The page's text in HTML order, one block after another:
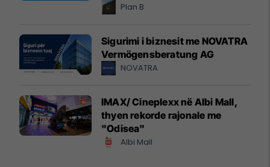
Plan B
Sigurimi i biznesit me NOVATRA
Vermögensberatung AG
NOVATRA
IMAX/ Cineplexx në Albi Mall,
thyen rekorde rajonale me
"Odisea"
Albi Mall